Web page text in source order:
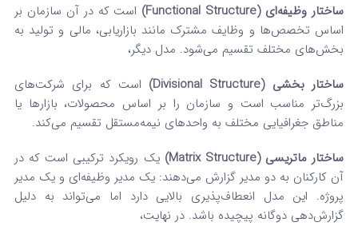
ساختار وظیفه‌ای (Functional Structure)
است که در آن سازمان بر
اساس تخصص‌ها و وظایف مشترک مانند بازاریابی، مالی و تولید به
بخش‌های مختلف تقسیم می‌شود. مدل دیگر،
ساختار بخشی (Divisional Structure)
است که برای شرکت‌های
بزرگ‌تر مناسب است و سازمان را بر اساس محصولات، بازارها یا
مناطق جغرافیایی مختلف به واحدهای نیمه‌مستقل تقسیم می‌کند.
ساختار ماتریسی (Matrix Structure)
یک رویکرد ترکیبی است که در
آن کارکنان به دو مدیر گزارش می‌دهند: یک مدیر وظیفه‌ای و یک مدیر
پروژه. این مدل انعطاف‌پذیری بالایی دارد اما می‌تواند به دلیل
گزارش‌دهی دوگانه پیچیده باشد. در نهایت،